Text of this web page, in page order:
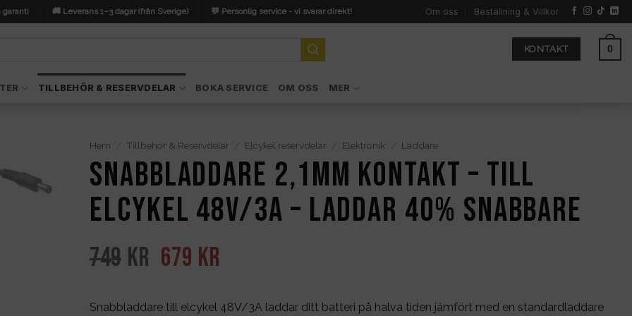
garanti 🚚 Leverans 1–3 dagar (från Sverige) 💬 Personlig service - vi svarar direkt! Om oss Beställning & Villkor
KONTAKT 0
TILLBEHÖR & RESERVDELAR BOKA SERVICE OM OSS MER
Hem Tillbehör & Reservdelar Elcykel reservdelar Elektronik Laddare
Snabbladdare 2,1mm kontakt – till
elcykel 48V/3A – laddar 40% snabbare
749 kr Det
priset
679 kr
priset
Snabbladdare till elcykel 48V/3A laddar ditt batteri på halva tiden jämfört med en standardladdare